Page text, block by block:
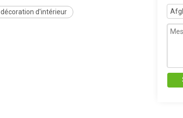
décoration d'intérieur